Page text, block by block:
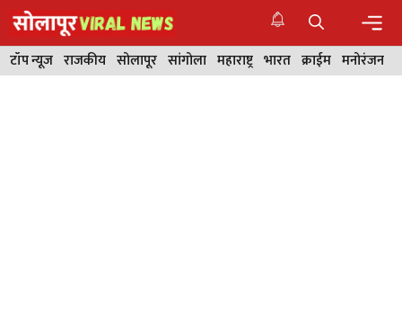
Skip
to
content
टॉप न्यूज राजकीय सोलापूर सांगोला महाराष्ट्र भारत क्राईम मनोरंजन